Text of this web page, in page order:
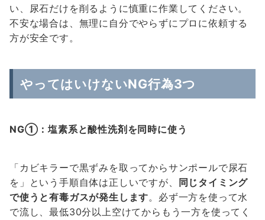
い、尿石だけを削るように慎重に作業してください。
不安な場合は、無理に自分でやらずにプロに依頼する
方が安全です。
やってはいけないNG行為3つ
NG①：塩素系と酸性洗剤を同時に使う
「カビキラーで黒ずみを取ってからサンポールで尿石
を」という手順自体は正しいですが、
同じタイミング
で使うと有毒ガスが発生します。必ず一方を使って水
で流し、最低30分以上空けてからもう一方を使ってく